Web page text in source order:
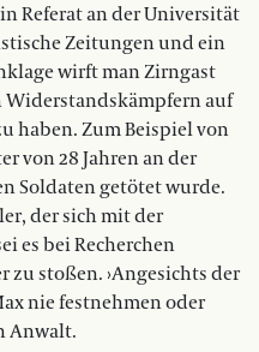
Referat an der Universität
Zeitungen und ein
wirft man Zirngast
Widerstandskämpfern auf
haben. Zum Beispiel von
von 28 Jahren an der
Soldaten getötet wurde.
der sich mit der
es bei Recherchen
zu stoßen. ›Angesichts der
nie festnehmen oder
Anwalt.